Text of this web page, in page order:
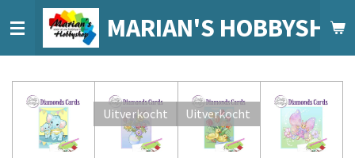
direct
naar
hoofdinhoud
MARIAN'S
Uitverkocht Uitverkocht